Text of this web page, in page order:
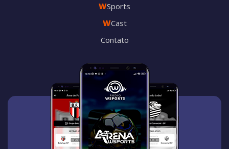
WSports
WCast
Contato